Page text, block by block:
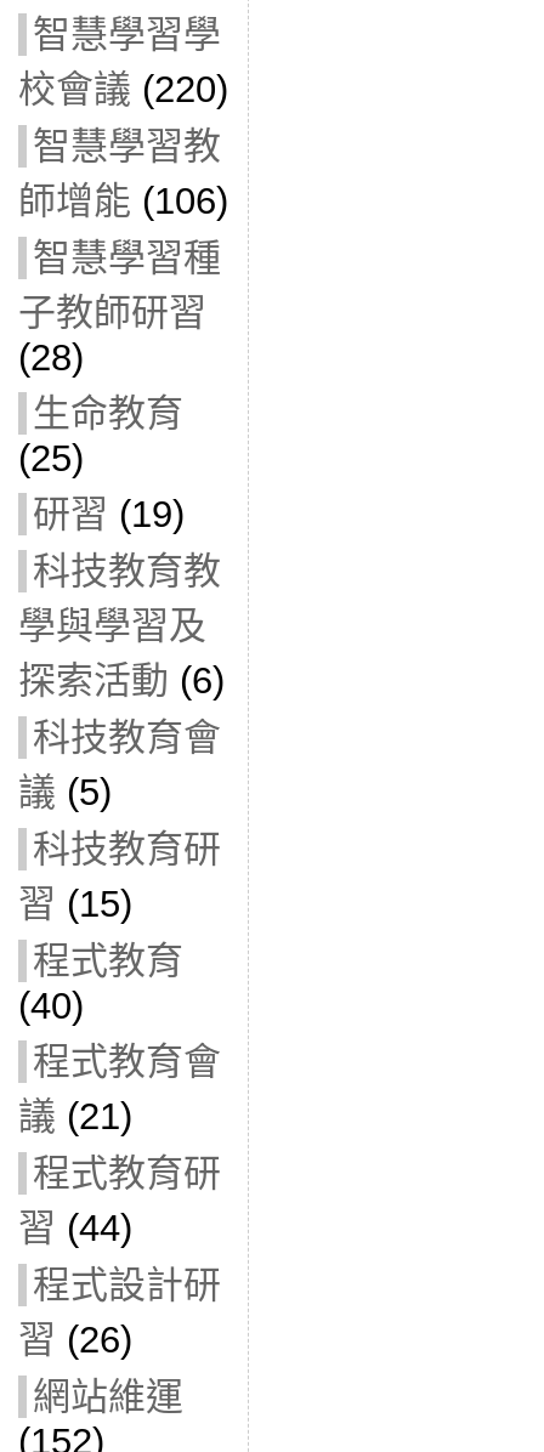
智慧學習學
校會議 (220)
智慧學習教
師增能 (106)
智慧學習種
子教師研習
(28)
生命教育
(25)
研習 (19)
科技教育教
學與學習及
探索活動 (6)
科技教育會
議 (5)
科技教育研
習 (15)
程式教育
(40)
程式教育會
議 (21)
程式教育研
習 (44)
程式設計研
習 (26)
網站維運
(152)